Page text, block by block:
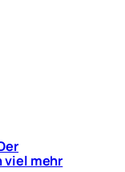
viel mehr